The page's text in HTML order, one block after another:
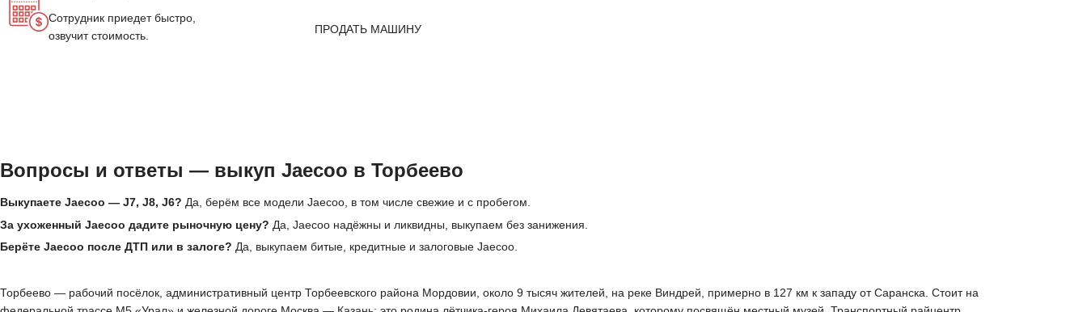
Сотрудник приедет быстро,
озвучит стоимость.
ПРОДАТЬ МАШИНУ
Вопросы и ответы — выкуп Jaecoo в Торбеево
Выкупаете Jaecoo — J7, J8, J6? Да, берём все модели Jaecoo, в том числе свежие и с пробегом.
За ухоженный Jaecoo дадите рыночную цену? Да, Jaecoo надёжны и ликвидны, выкупаем без занижения.
Берёте Jaecoo после ДТП или в залоге? Да, выкупаем битые, кредитные и залоговые Jaecoo.
Торбеево — рабочий посёлок, административный центр Торбеевского района Мордовии, около 9 тысяч жителей, на реке Виндрей, примерно в 127 км к западу от Саранска. Стоит на